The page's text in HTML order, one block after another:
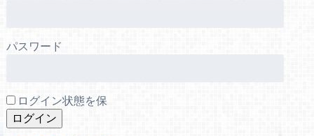
パスワード
ログイン状態を保